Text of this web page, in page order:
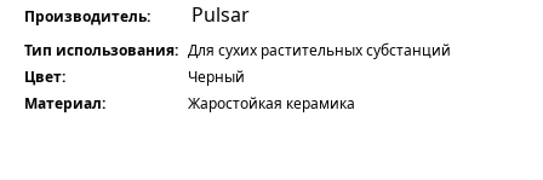
Производитель: Pulsar
Тип использования: Для сухих растительных субстанций
Цвет:
Черный
Материал:
Жаростойкая керамика